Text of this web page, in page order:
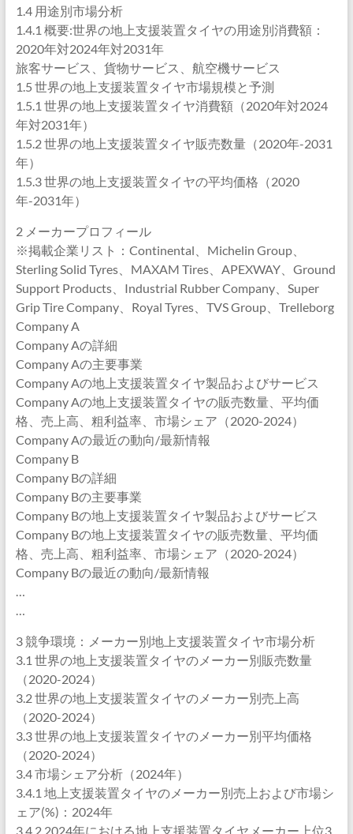
1.4 用途別市場分析
1.4.1 概要:世界の地上支援装置タイヤの用途別消費額：
2020年対2024年対2031年
旅客サービス、貨物サービス、航空機サービス
1.5 世界の地上支援装置タイヤ市場規模と予測
1.5.1 世界の地上支援装置タイヤ消費額（2020年対2024
年対2031年）
1.5.2 世界の地上支援装置タイヤ販売数量（2020年-2031
年）
1.5.3 世界の地上支援装置タイヤの平均価格（2020
年-2031年）
2 メーカープロフィール
※掲載企業リスト：Continental、Michelin Group、
Sterling Solid Tyres、MAXAM Tires、APEXWAY、Ground
Support Products、Industrial Rubber Company、Super
Grip Tire Company、Royal Tyres、TVS Group、Trelleborg
Company A
Company Aの詳細
Company Aの主要事業
Company Aの地上支援装置タイヤ製品およびサービス
Company Aの地上支援装置タイヤの販売数量、平均価
格、売上高、粗利益率、市場シェア（2020-2024）
Company Aの最近の動向/最新情報
Company B
Company Bの詳細
Company Bの主要事業
Company Bの地上支援装置タイヤ製品およびサービス
Company Bの地上支援装置タイヤの販売数量、平均価
格、売上高、粗利益率、市場シェア（2020-2024）
Company Bの最近の動向/最新情報
…
…
3 競争環境：メーカー別地上支援装置タイヤ市場分析
3.1 世界の地上支援装置タイヤのメーカー別販売数量
（2020-2024）
3.2 世界の地上支援装置タイヤのメーカー別売上高
（2020-2024）
3.3 世界の地上支援装置タイヤのメーカー別平均価格
（2020-2024）
3.4 市場シェア分析（2024年）
3.4.1 地上支援装置タイヤのメーカー別売上および市場シ
ェア(%)：2024年
3.4.2 2024年における地上支援装置タイヤメーカー上位3